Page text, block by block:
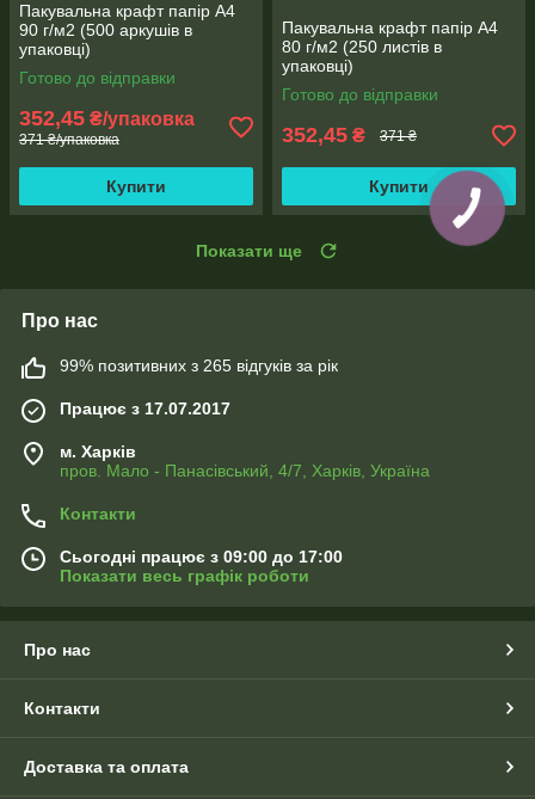
Пакувальна крафт папір А4
90 г/м2 (500 аркушів в
упаковці)
Готово до відправки
352,45 ₴/упаковка
371 ₴/упаковка
Купити
Пакувальна крафт папір А4
80 г/м2 (250 листів в
упаковці)
Готово до відправки
352,45 ₴ 371 ₴
Купити
Показати ще
Про нас
99% позитивних з 265 відгуків за рік
Працює з 17.07.2017
м. Харків
пров. Мало - Панасівський, 4/7, Харків, Україна
Контакти
Сьогодні працює з 09:00 до 17:00
Показати весь графік роботи
Про нас
Контакти
Доставка та оплата